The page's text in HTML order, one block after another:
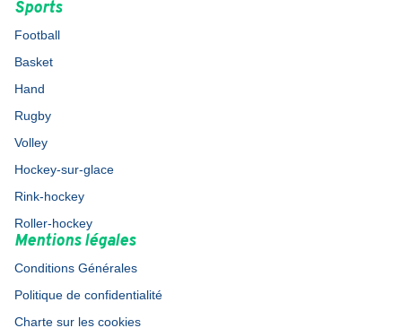
Sports
Football
Basket
Hand
Rugby
Volley
Hockey-sur-glace
Rink-hockey
Roller-hockey
Mentions légales
Conditions Générales
Politique de confidentialité
Charte sur les cookies